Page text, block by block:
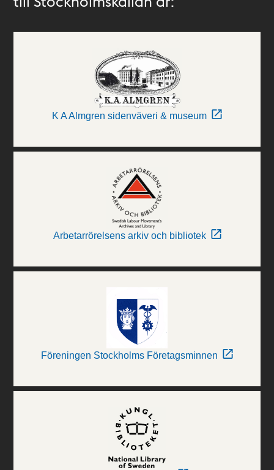
K A Almgren sidenväveri & museum
Arbetarrörelsens arkiv och bibliotek
Föreningen Stockholms Företagsminnen